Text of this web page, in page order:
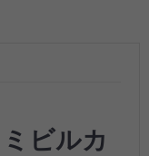
ビルカ